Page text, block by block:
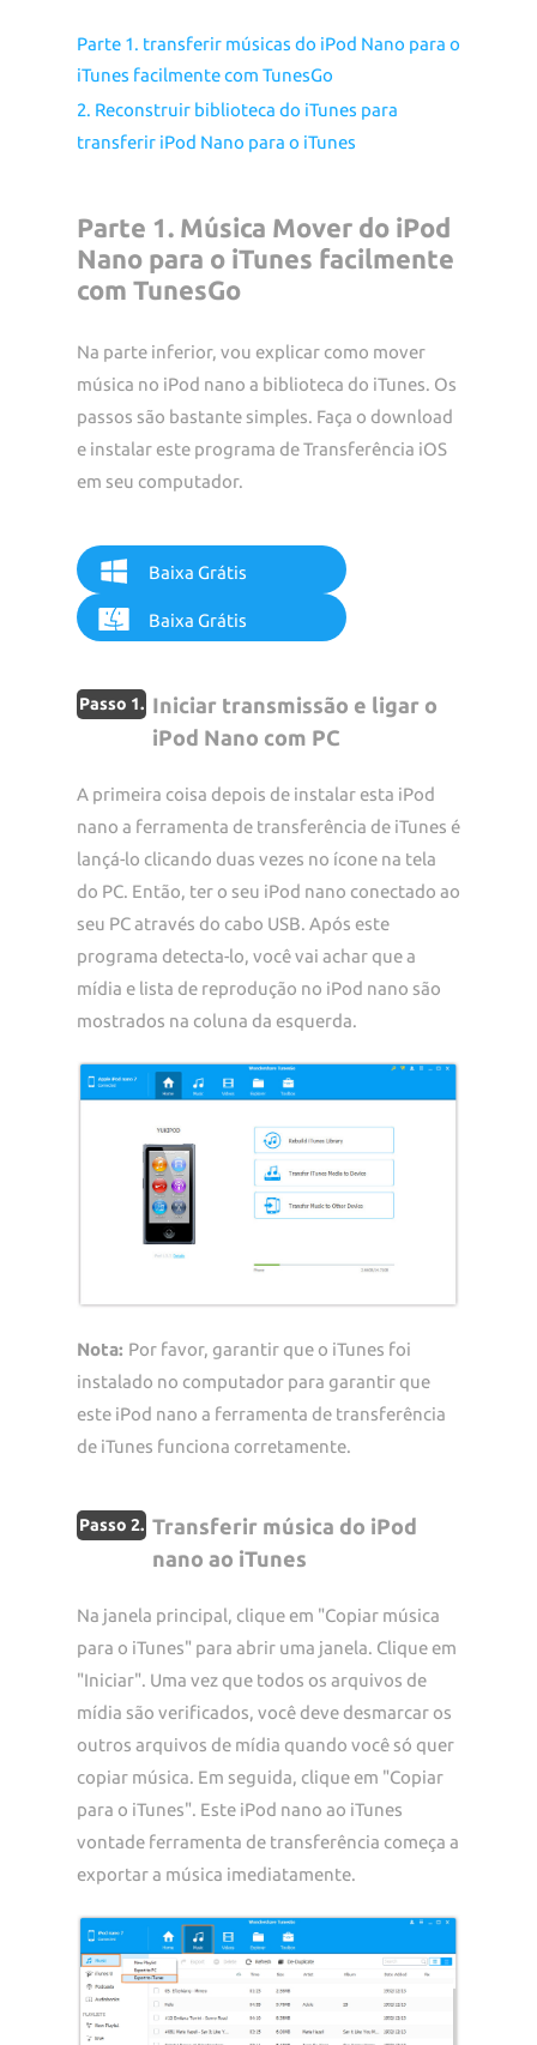
Parte 1. transferir músicas do iPod Nano para o
iTunes facilmente com TunesGo
2. Reconstruir biblioteca do iTunes para
transferir iPod Nano para o iTunes
Parte 1. Música Mover do iPod
Nano para o iTunes facilmente
com TunesGo
Na parte inferior, vou explicar como mover
música no iPod nano a biblioteca do iTunes. Os
passos são bastante simples. Faça o download
e instalar este programa de Transferência iOS
em seu computador.
Baixa Grátis
Baixa Grátis
Passo 1. Iniciar transmissão e ligar o
iPod Nano com PC
A primeira coisa depois de instalar esta iPod
nano a ferramenta de transferência de iTunes é
lançá-lo clicando duas vezes no ícone na tela
do PC. Então, ter o seu iPod nano conectado ao
seu PC através do cabo USB. Após este
programa detecta-lo, você vai achar que a
mídia e lista de reprodução no iPod nano são
mostrados na coluna da esquerda.
Nota: Por favor, garantir que o iTunes foi
instalado no computador para garantir que
este iPod nano a ferramenta de transferência
de iTunes funciona corretamente.
Passo 2. Transferir música do iPod
nano ao iTunes
Na janela principal, clique em "Copiar música
para o iTunes" para abrir uma janela. Clique em
"Iniciar". Uma vez que todos os arquivos de
mídia são verificados, você deve desmarcar os
outros arquivos de mídia quando você só quer
copiar música. Em seguida, clique em "Copiar
para o iTunes". Este iPod nano ao iTunes
vontade ferramenta de transferência começa a
exportar a música imediatamente.